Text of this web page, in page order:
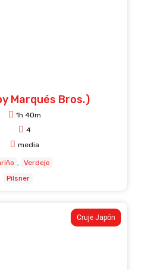
Marqués Bros.)
1h 40m
4
media
Verdejo
Pilsner
Cruje Japón